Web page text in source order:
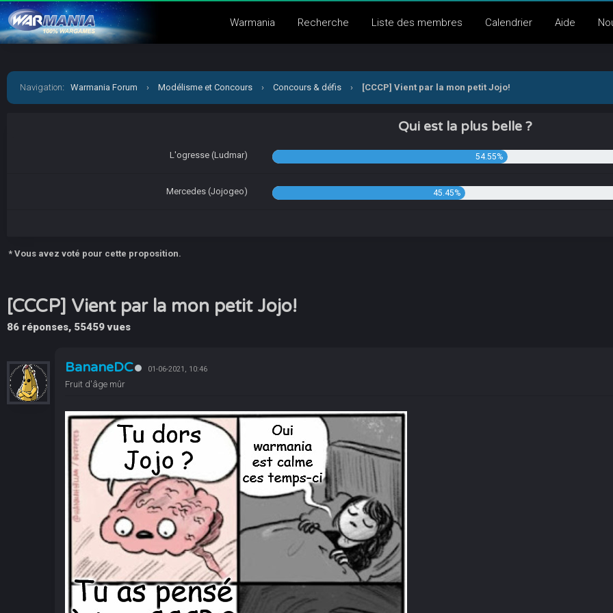
Warmania Recherche Liste des membres Calendrier Aide
Navigation: Warmania Forum › Modélisme et Concours › Concours & défis › [CCCP] Vient par la mon petit Jojo!
Qui est la plus belle ?
L'ogresse (Ludmar) 54.55%
Mercedes (Jojogeo) 45.45%
* Vous avez voté pour cette proposition.
[CCCP] Vient par la mon petit Jojo!
86 réponses, 55459 vues
BananeDC 01-06-2021, 10:46
Fruit d'âge mûr